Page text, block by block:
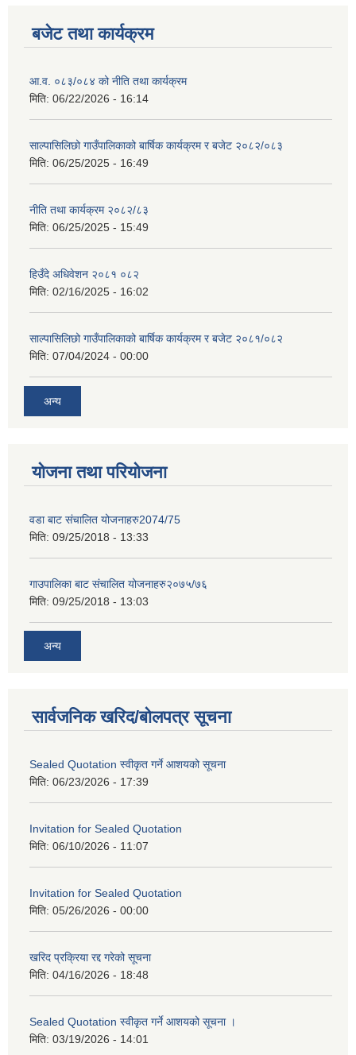
बजेट तथा कार्यक्रम
आ.व. ०८३/०८४ को नीति तथा कार्यक्रम
मिति: 06/22/2026 - 16:14
साल्पासिलिछो गाउँपालिकाको बार्षिक कार्यक्रम र बजेट २०८२/०८३
मिति: 06/25/2025 - 16:49
नीति तथा कार्यक्रम २०८२/८३
मिति: 06/25/2025 - 15:49
हिउँदे अधिवेशन २०८१ ०८२
मिति: 02/16/2025 - 16:02
साल्पासिलिछो गाउँपालिकाको बार्षिक कार्यक्रम र बजेट २०८१/०८२
मिति: 07/04/2024 - 00:00
अन्य
योजना तथा परियोजना
वडा बाट संचालित योजनाहरु2074/75
मिति: 09/25/2018 - 13:33
गाउपालिका बाट संचालित योजनाहरु२०७५/७६
मिति: 09/25/2018 - 13:03
अन्य
सार्वजनिक खरिद/बोलपत्र सूचना
Sealed Quotation स्वीकृत गर्ने आशयको सूचना
मिति: 06/23/2026 - 17:39
Invitation for Sealed Quotation
मिति: 06/10/2026 - 11:07
Invitation for Sealed Quotation
मिति: 05/26/2026 - 00:00
खरिद प्रक्रिया रद्द गरेको सूचना
मिति: 04/16/2026 - 18:48
Sealed Quotation स्वीकृत गर्ने आशयको सूचना ।
मिति: 03/19/2026 - 14:01